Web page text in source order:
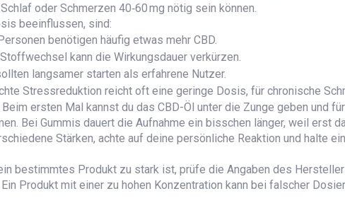
oder Schmerzen 40‑60 mg nötig sein können.
beeinflussen, sind:
benötigen häufig etwas mehr CBD.
kann die Wirkungsdauer verkürzen.
langsamer starten als erfahrene Nutzer.
Stressreduktion reicht oft eine geringe Dosis, für chronische
ersten Mal kannst du das CBD-Öl unter die Zunge geben und
Bei Gummis dauert die Aufnahme ein bisschen länger, weil erst
Stärken, achte auf deine persönliche Reaktion und halte
bestimmtes Produkt zu stark ist, prüfe die Angaben des
Produkt mit einer zu hohen Konzentration kann bei falscher